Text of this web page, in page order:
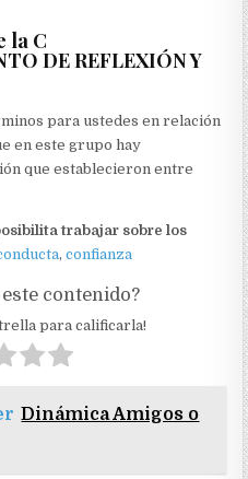
la C
DE REFLEXIÓN Y
para ustedes en relación
en este grupo hay
que establecieron entre
trabajar sobre los
,confianza
contenido?
para calificarla!
Dinámica Amigos o